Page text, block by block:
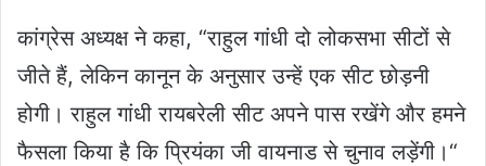
कांग्रेस अध्यक्ष ने कहा, “राहुल गांधी दो लोकसभा सीटों से
जीते हैं, लेकिन कानून के अनुसार उन्हें एक सीट छोड़नी
होगी। राहुल गांधी रायबरेली सीट अपने पास रखेंगे और हमने
फैसला किया है कि प्रियंका जी वायनाड से चुनाव लड़ेंगी।“